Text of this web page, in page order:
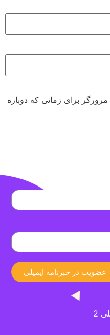
برای زمانی که دوباره
عضویت در خبرنامه ایمیلی